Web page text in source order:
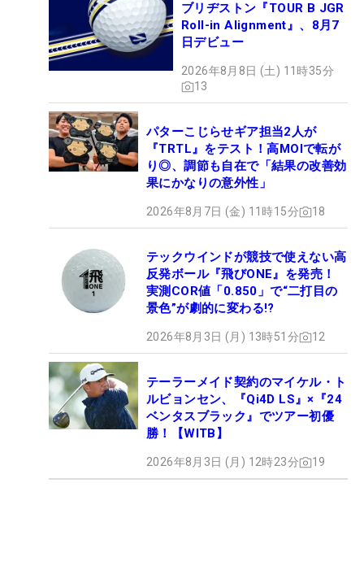
ブリヂストン『TOUR B JGR
Roll-in Alignment』、8月7
日デビュー
2026年8月8日 (土) 11時35分
13
パターこじらせギア担当2人が
『TRTL』をテスト！高MOIで転が
り◎、調節も自在で「結果の改善効
果にかなりの意外性」
2026年8月7日 (金) 11時15分 18
テックウインドが競技で使えない高
反発ボール『飛びONE』を発売！
実測COR値「0.850」で“二打目の
景色”が劇的に変わる!?
2026年8月3日 (月) 13時51分 12
テーラーメイド契約のマイケル・ト
ルビョンセン、『Qi4D LS』×『24
ベンタスブラック』でツアー初優
勝！【WITB】
2026年8月3日 (月) 12時23分 19